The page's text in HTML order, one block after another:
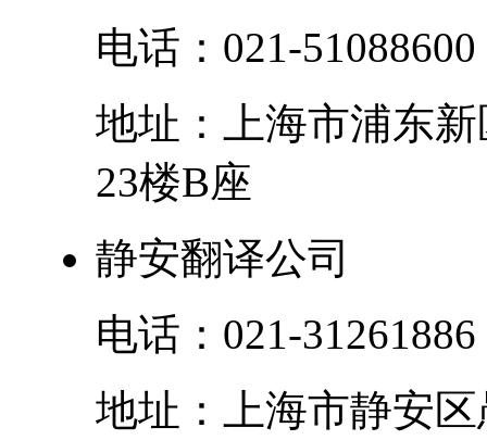
电话： 021-51088600
地址：
上海市浦东新
23楼B座
静安翻译公司
电话： 021-31261886
地址：
上海市静安区